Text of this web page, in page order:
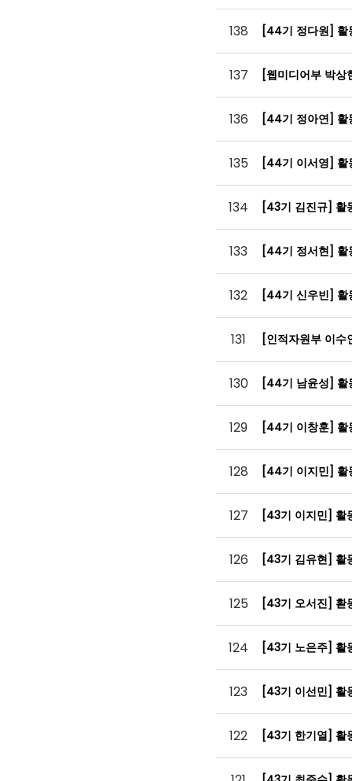
138 [44기 정다원]
137 [웹미디어부 박
136 [44기 정아연]
135 [44기 이서영]
134 [43기 김진규] 활
133 [44기 정서현]
132 [44기 신우빈]
131 [인적자원부 이
130 [44기 남윤성]
129 [44기 이창훈]
128 [44기 이지민]
127 [43기 이지민] 활
126 [43기 김유현] 활
125 [43기 오서진] 홛
124 [43기 노은주] 활
123 [43기 이선민] 활
122 [43기 한기열] 활